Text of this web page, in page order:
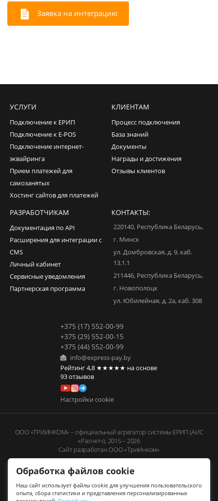
Заявка на интеграцию
УСЛУГИ
Подключение к ЕРИП
Подключение к E-POS
Подключение интернет-
эквайринга
Прием платежей для
самозанятых
Хостинг сайтов для платежей
КЛИЕНТАМ
Процесс подключения
База знаний
Документы
Награды и достижения
Отзывы клиентов
РАЗРАБОТЧИКАМ
Документация по API
Расширения для интеграции с
CMS
Личный кабинет
Сервисные уведомления
Партнерская программа
КОНТАКТЫ:
220140, Республика Беларусь,
г. Минск
ул. Домбровская, д. 9, каб.
13.1.1
211446, Республика Беларусь,
г. Новополоцк
ул. Юбилейная, д. 2а, каб. 308
+375 (17) 552-00-99
+375 (29) 552-00-15
+375 (44) 552-00-99
info@express-pay.by
Рейтинг4,8 ★★★★★ на основе
93отзывов
Настройки cookie
ООО «ТРИИНКОМ» – официальный агрегатор системы ЕРИП (АИС
«Расчет»), 2015 – 2026
Сайт разработан ООО «ТриИнком»
Обработка файлов cookie
Наш сайт использует файлы cookie для улучшения пользовательского
опыта, сбора статистики и представления персонализированных